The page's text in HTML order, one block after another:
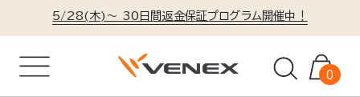
5/28(木)～ 30日間返金保証プログラム開催中！
0